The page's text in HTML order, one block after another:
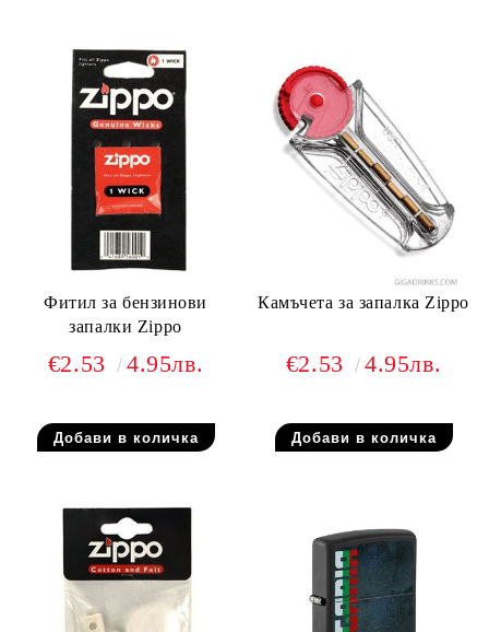
Фитил за бензинови
запалки Zippo
€2.53 4.95лв.
Камъчета за запалка Zippo
€2.53 4.95лв.